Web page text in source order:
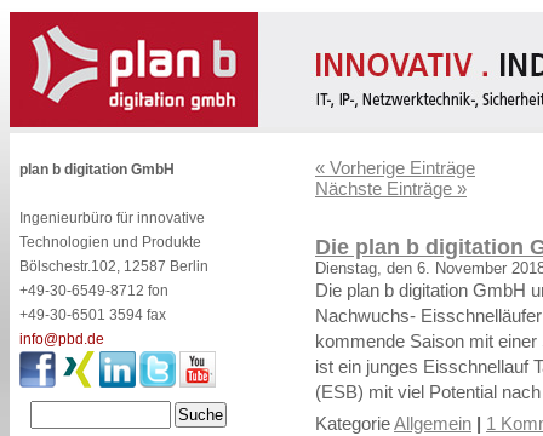
plan b digitation GmbH
Ingenieurbüro für innovative
Technologien und Produkte
Bölschestr.102, 12587 Berlin
+49-30-6549-8712 fon
+49-30-6501 3594 fax
info@pbd.de
« Vorherige Einträge
Nächste Einträge »
Die plan b digitation
Dienstag, den 6. November
Die plan b digitation GmbH
Nachwuchs-
kommende Saison mit
ist ein junges Eisschnellauf
(ESB) mit viel Potential
KategorieAllgemein | 1